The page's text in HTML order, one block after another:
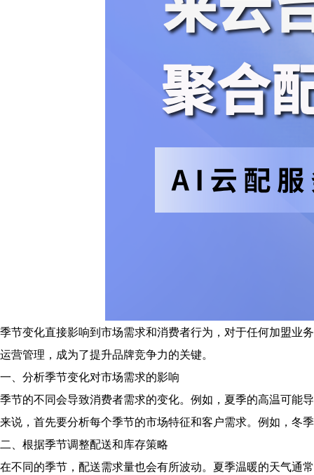
季节变化直接影响到市场需求和消费者行为，对于任何加盟业
运营管理，成为了提升品牌竞争力的关键。
一、分析季节变化对市场需求的影响
季节的不同会导致消费者需求的变化。例如，夏季的高温可能
来说，首先要分析每个季节的市场特征和客户需求。例如，冬
二、根据季节调整配送和库存策略
在不同的季节，配送需求量也会有所波动。夏季温暖的天气通